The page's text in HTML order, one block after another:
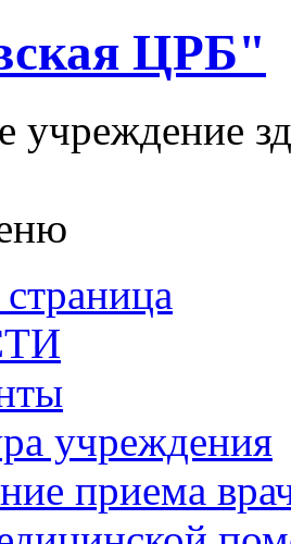
ЦРБ"
учреждение
учреждения
приема